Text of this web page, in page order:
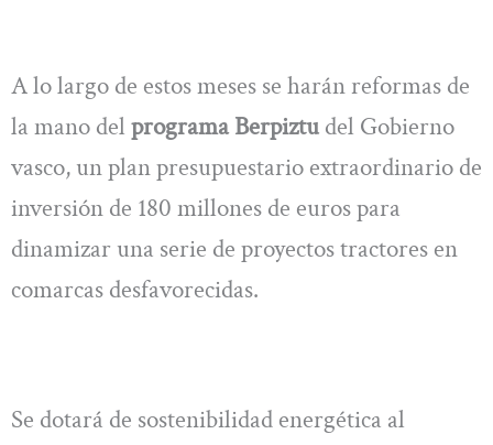
A lo largo de estos meses se harán reformas de
la mano del programa Berpiztu del Gobierno
vasco, un plan presupuestario extraordinario de
inversión de 180 millones de euros para
dinamizar una serie de proyectos tractores en
comarcas desfavorecidas.
Se dotará de sostenibilidad energética al